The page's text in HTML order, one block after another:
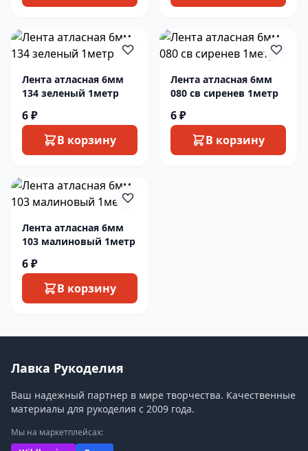
Лента атласная 6мм
134 зеленый 1метр
6 ₽
В корзину
Лента атласная 6мм
080 св сиренев 1метр
6 ₽
В корзину
Лента атласная 6мм
103 малиновый 1метр
6 ₽
В корзину
Лавка Рукоделия
Ваш надежный партнер в мире творчества. Качественные
материалы для рукоделия с 2009 года.
Мы на маркетплейсах: